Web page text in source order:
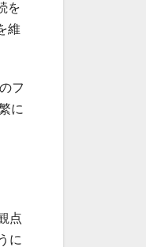
を
維
フ
に
点
に